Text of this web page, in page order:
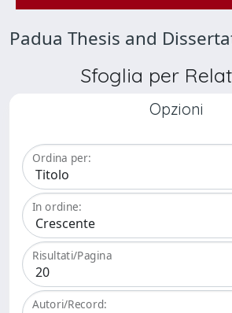
Padua Thesis and
Sfoglia per
Opzioni
Ordina per:
In ordine:
Risultati/Pagina
Autori/Record: